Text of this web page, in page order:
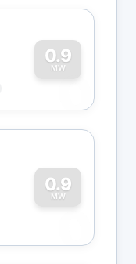
0.9
MW
0
0.9
MW
0